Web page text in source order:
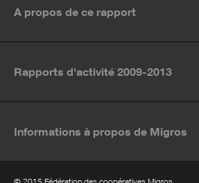
A propos de ce rapport
Rapports d'activité 2009-2013
Informations à propos de Migros